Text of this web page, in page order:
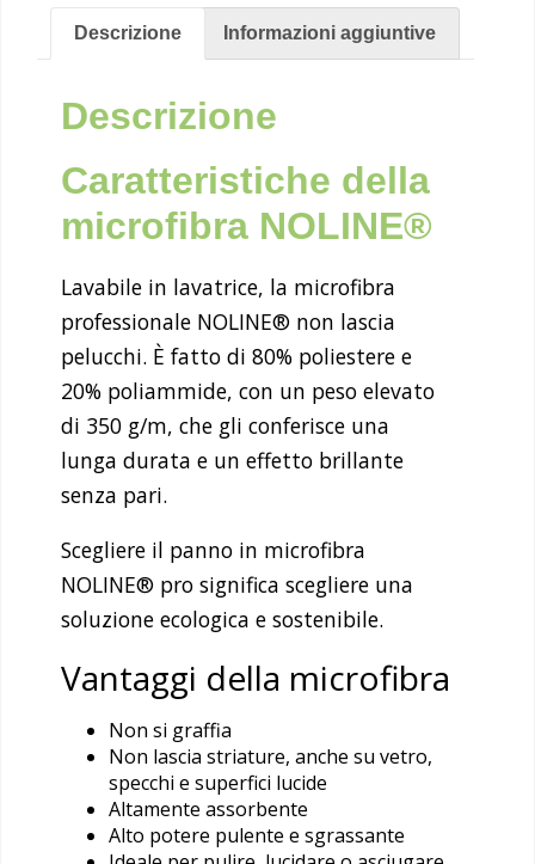
Descrizione Informazioni aggiuntive
Descrizione
Caratteristiche della
microfibra NOLINE®
Lavabile in lavatrice, la microfibra
professionale NOLINE® non lascia
pelucchi. È fatto di 80% poliestere e
20% poliammide, con un peso elevato
di 350 g/m, che gli conferisce una
lunga durata e un effetto brillante
senza pari.
Scegliere il panno in microfibra
NOLINE® pro significa scegliere una
soluzione ecologica e sostenibile.
Vantaggi della microfibra
Non si graffia
Non lascia striature, anche su vetro,
specchi e superfici lucide
Altamente assorbente
Alto potere pulente e sgrassante